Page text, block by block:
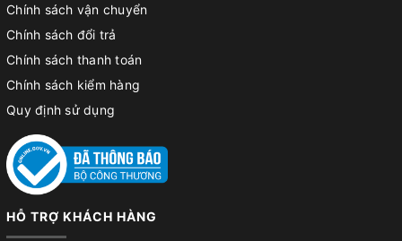
Chính sách vận chuyển
Chính sách đổi trả
Chính sách thanh toán
Chính sách kiểm hàng
Quy định sử dụng
HỖ TRỢ KHÁCH HÀNG